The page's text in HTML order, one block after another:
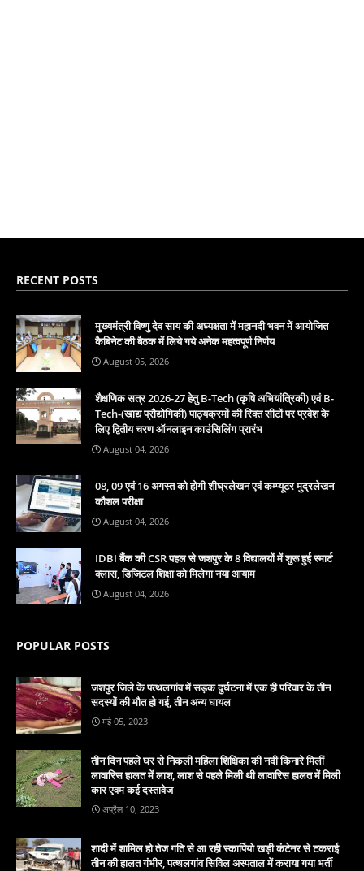
RECENT POSTS
मुख्यमंत्री विष्णु देव साय की अध्यक्षता में महानदी भवन में आयोजित
कैबिनेट की बैठक में लिये गये अनेक महत्वपूर्ण निर्णय
August 05, 2026
शैक्षणिक सत्र 2026-27 हेतु B-Tech (कृषि अभियांत्रिकी) एवं B-
Tech-(खाद्य प्रौद्योगिकी) पाठ्यक्रमों की रिक्त सीटों पर प्रवेश के
लिए द्वितीय चरण ऑनलाइन काउंसिलिंग प्रारंभ
August 04, 2026
08, 09 एवं 16 अगस्त को होगी शीघ्रलेखन एवं कम्प्यूटर मुद्रलेखन
कौशल परीक्षा
August 04, 2026
IDBI बैंक की CSR पहल से जशपुर के 8 विद्यालयों में शुरू हुई स्मार्ट
क्लास, डिजिटल शिक्षा को मिलेगा नया आयाम
August 04, 2026
POPULAR POSTS
जशपुर जिले के पत्थलगांव में सड़क दुर्घटना में एक ही परिवार के तीन
सदस्यों की मौत हो गई, तीन अन्य घायल
मई 05, 2023
तीन दिन पहले घर से निकली महिला शिक्षिका की नदी किनारे मिलीं
लावारिस हालत में लाश, लाश से पहले मिली थी लावारिस हालत में मिली
कार एवम कई दस्तावेज
अप्रैल 10, 2023
शादी में शामिल हो तेज गति से आ रही स्कार्पियो खड़ी कंटेनर से टकराई
तीन की हालत गंभीर, पत्थलगांव सिविल अस्पताल में कराया गया भर्ती